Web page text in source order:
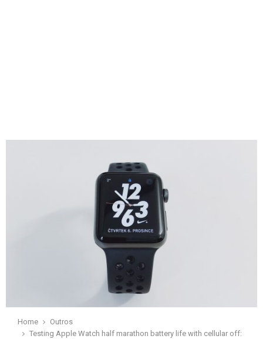
Home
Outros
Testing Apple Watch half marathon battery life with cellular off: